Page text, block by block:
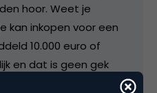
hoor. Weet je
kan inkopen voor een
10.000 euro of
en dat is geen gek